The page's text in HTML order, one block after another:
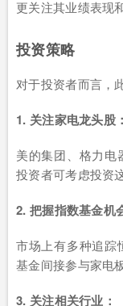
更关注其业绩表现
投资策略
对于投资者而言，
1. 关注家电龙头股：
美的集团、格力电
投资者可考虑投资
2. 把握指数基金机
市场上有多种追踪
基金间接参与家电
3. 关注相关行业：